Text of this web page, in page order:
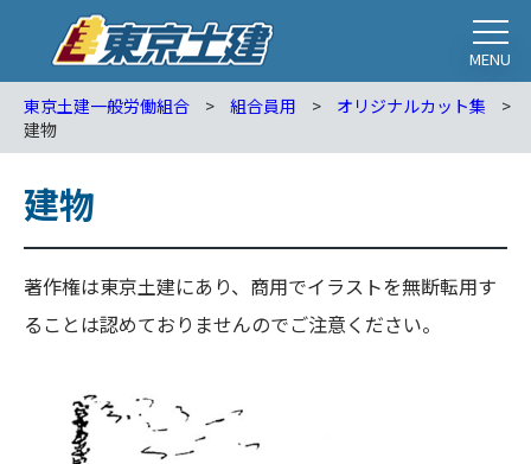
MENU
東京土建一般労働組合 > 組合員用 > オリジナルカット集
>
建物
建物
著作権は東京土建にあり、商用でイラストを無断転用す
ることは認めておりませんのでご注意ください。